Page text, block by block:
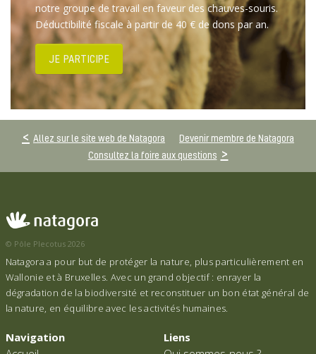
notre groupe de travail en faveur des chauves-souris.
Déductibilité fiscale à partir de 40 € de dons par an.
JE PARTICIPE
Allez sur le site web de Natagora
Devenir membre de Natagora
Consultez la foire aux questions
© Pôle Plecotus 2026
Natagora a pour but de protéger la nature, plus particulièrement en
Wallonie et à Bruxelles. Avec un grand objectif : enrayer la
dégradation de la biodiversité et reconstituer un bon état général de
la nature, en équilibre avec les activités humaines.
Navigation
Liens